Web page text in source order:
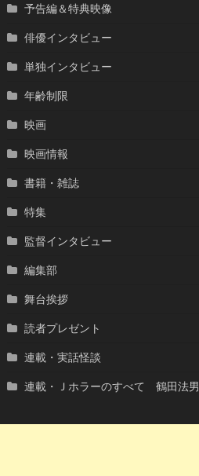
予告編＆特典映像
俳優インタビュー
単独インタビュー
年齢制限
映画
映画情報
書籍・雑誌
特集
監督インタビュー
編集部
舞台挨拶
読者プレゼント
連載・実話怪談
連載・Ｊホラーのすべて 鶴田法男